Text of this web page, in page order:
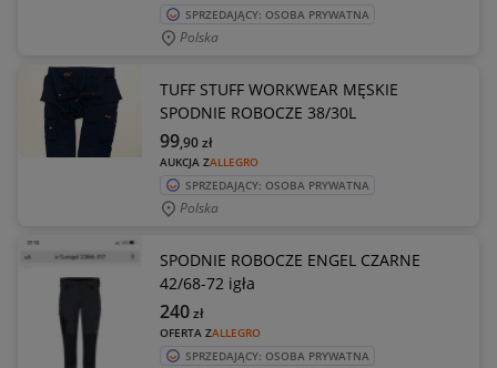
SPRZEDAJĄCY: OSOBA PRYWATNA
Polska
TUFF STUFF WORKWEAR MĘSKIE
SPODNIE ROBOCZE 38/30L
AUKCJA ZALLEGRO
99,90zł
SPRZEDAJĄCY: OSOBA PRYWATNA
Polska
SPODNIE ROBOCZE ENGEL CZARNE
42/68-72 igła
OFERTA ZALLEGRO
240zł
SPRZEDAJĄCY: OSOBA PRYWATNA